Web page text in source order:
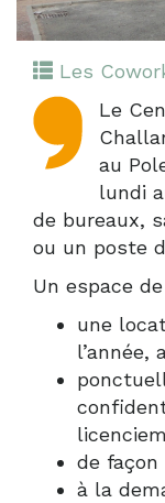
Les
Le
au
lundi
de bureaux,
ou un poste
Un espace
une
l’année,
de façon
à la